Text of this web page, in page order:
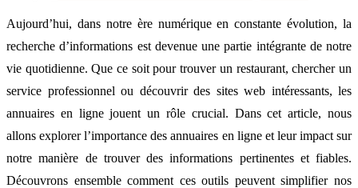
Aujourd’hui, dans notre ère numérique en constante évolution, la
recherche d’informations est devenue une partie intégrante de notre
vie quotidienne. Que ce soit pour trouver un restaurant, chercher un
service professionnel ou découvrir des sites web intéressants, les
annuaires en ligne jouent un rôle crucial. Dans cet article, nous
allons explorer l’importance des annuaires en ligne et leur impact sur
notre manière de trouver des informations pertinentes et fiables.
Découvrons ensemble comment ces outils peuvent simplifier nos